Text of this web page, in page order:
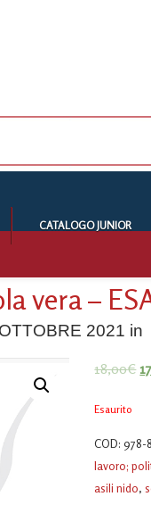
CATALOGO JUNIOR
vera –
2021 in
18,00€
Esaurito
COD:978-
lavoro;
asili nido,